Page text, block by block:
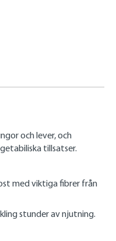
och lever, och
tillsatser.
med viktiga fibrer från
stunder av njutning.